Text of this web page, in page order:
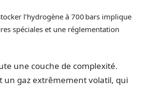
l’hydrogène à 700 bars implique
spéciales et une réglementation
une couche de complexité.
un gaz extrêmement volatil, qui